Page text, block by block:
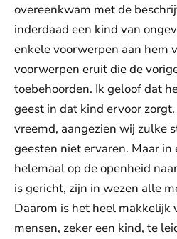
overeenkwam met de
inderdaad een kind van
enkele voorwerpen aan hem
voorwerpen eruit die de
toebehoorden. Ik geloof dat
geest in dat kind ervoor
vreemd, aangezien wij zulke
geesten niet ervaren. Maar
helemaal op de openheid
is gericht, zijn in wezen alle
Daarom is het heel makkelijk
mensen, zeker een kind, te